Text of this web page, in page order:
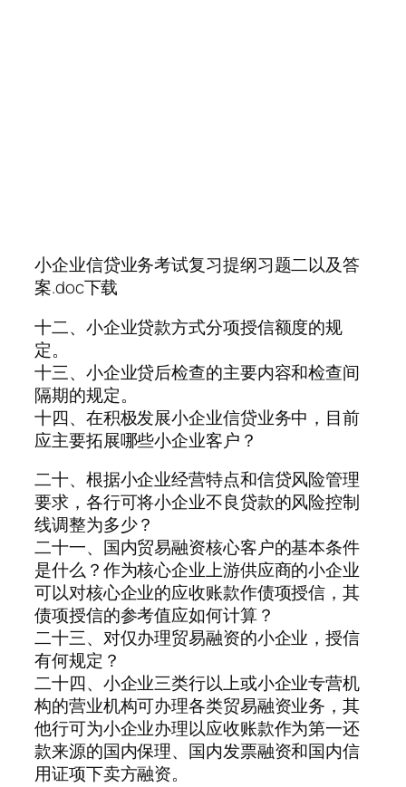
小企业信贷业务考试复习提纲习题二以及答
案.doc下载
十二、小企业贷款方式分项授信额度的规
定。
十三、小企业贷后检查的主要内容和检查间
隔期的规定。
十四、在积极发展小企业信贷业务中，目前
应主要拓展哪些小企业客户？
二十、根据小企业经营特点和信贷风险管理
要求，各行可将小企业不良贷款的风险控制
线调整为多少？
二十一、国内贸易融资核心客户的基本条件
是什么？作为核心企业上游供应商的小企业
可以对核心企业的应收账款作债项授信，其
债项授信的参考值应如何计算？
二十三、对仅办理贸易融资的小企业，授信
有何规定？
二十四、小企业三类行以上或小企业专营机
构的营业机构可办理各类贸易融资业务，其
他行可为小企业办理以应收账款作为第一还
款来源的国内保理、国内发票融资和国内信
用证项下卖方融资。